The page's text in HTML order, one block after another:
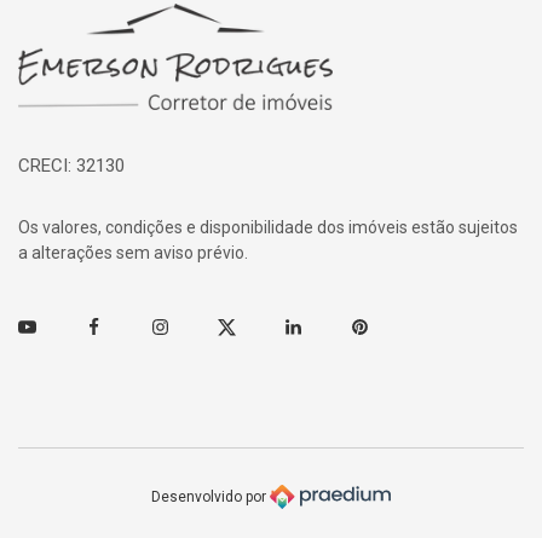
Página inicial
CRECI: 32130
Os valores, condições e disponibilidade dos imóveis estão sujeitos
a alterações sem aviso prévio.
Youtube FacebookInstagramTwitter Linkedin Pinterest
Desenvolvido por